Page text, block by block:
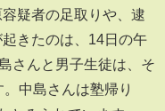
疑者の足取りや、逮
きたのは、14日の午
さんと男子生徒は、そ
中島さんは塾帰り